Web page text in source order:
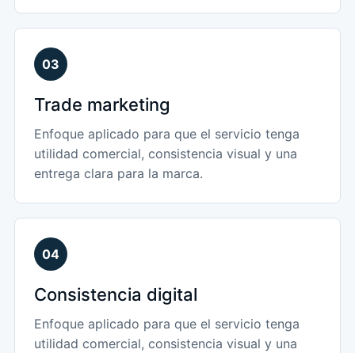
03
Trade marketing
Enfoque aplicado para que el servicio tenga
utilidad comercial, consistencia visual y una
entrega clara para la marca.
04
Consistencia digital
Enfoque aplicado para que el servicio tenga
utilidad comercial, consistencia visual y una